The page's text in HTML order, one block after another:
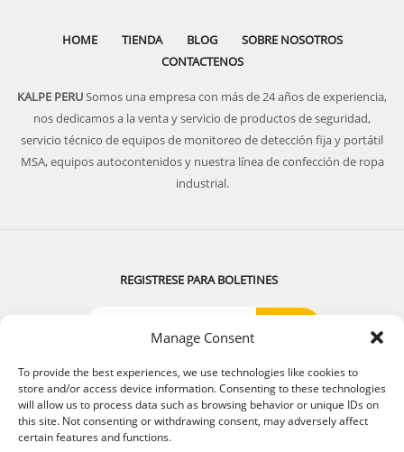
Manage Consent
To provide the best experiences, we use technologies like cookies to
store and/or access device information. Consenting to these technologies
will allow us to process data such as browsing behavior or unique IDs on
this site. Not consenting or withdrawing consent, may adversely affect
certain features and functions.
HOME TIENDA BLOG
SOBRE NOSOTROS
CONTACTENOS
KALPE PERUSomos una empresa con más de 24 años de experiencia,
nos dedicamos a la venta y servicio de productos de seguridad,
servicio técnico de equipos de monitoreo de detección fija y portátil
MSA, equipos autocontenidos y nuestra línea de confección de ropa
industrial.
REGISTRESE PARA BOLETINES
SIGUENOS: